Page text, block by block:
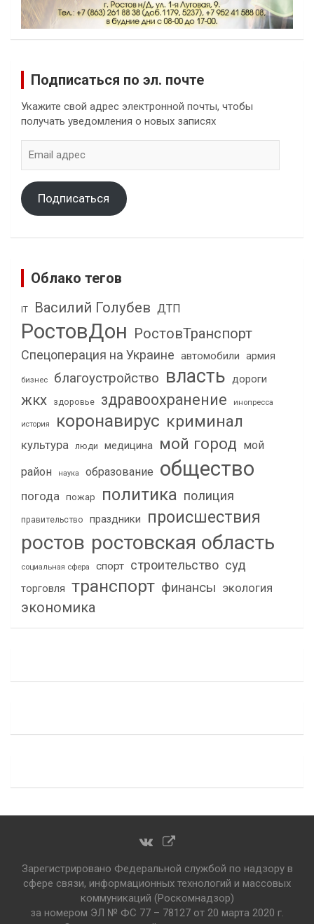
Подписаться по эл. почте
Укажите свой адрес электронной почты, чтобы
получать уведомления о новых записях
адрес
Подписаться
Облако тегов
IT Василий Голубев ДТП
РостовДон РостовТранспорт
Спецоперация на Украине автомобили армия
бизнес благоустройство власть дороги
жкх здоровье здравоохранение инопресса
история коронавирус криминал
культура люди медицина мой город мой
район
наука образование общество
погода пожар политика полиция
правительство праздники происшествия
ростов ростовская область
социальная сфера спорт строительство суд
торговля транспорт финансы экология
экономика
Зарегистрировано Федеральной службой по надзору в
сфере связи, информационных технологий и массовых
коммуникаций (Роскомнадзор)
за номером ЭЛ № ФС 77 – 78127 от 20 марта 2020 г.